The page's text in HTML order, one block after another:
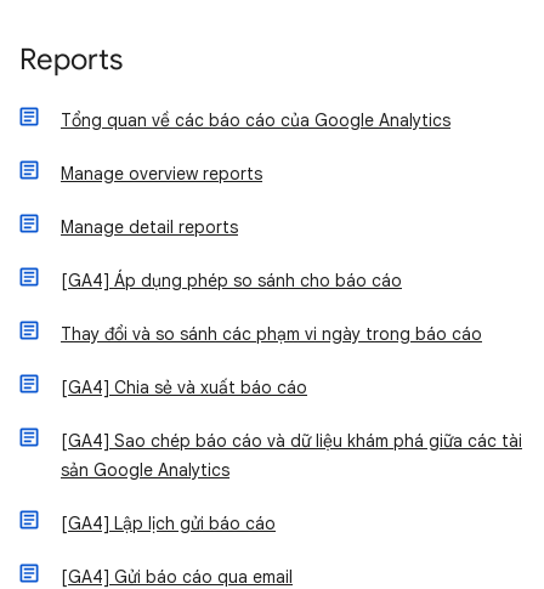
Reports
Tổng quan về các báo cáo của Google Analytics
Manage overview reports
Manage detail reports
[GA4] Áp dụng phép so sánh cho báo cáo
Thay đổi và so sánh các phạm vi ngày trong báo cáo
[GA4] Chia sẻ và xuất báo cáo
[GA4] Sao chép báo cáo và dữ liệu khám phá giữa các tài
sản Google Analytics
[GA4] Lập lịch gửi báo cáo
[GA4] Gửi báo cáo qua email